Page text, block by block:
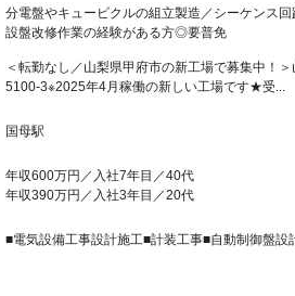
分電盤やキュービクルの組立製造／シーケンス
設盤改修作業の経験がある方◎要普免
＜転勤なし／山梨県甲府市の新工場で募集中！
5100-3※2025年4月稼働の新しい工場です★受...
国母駅
年収600万円／入社7年目／40代
年収390万円／入社3年目／20代
■電気設備工事設計施工■計装工事■自動制御盤設